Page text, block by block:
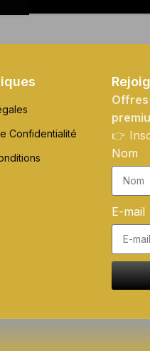
Confidentialité
Offres
👉
Nom
E-mail